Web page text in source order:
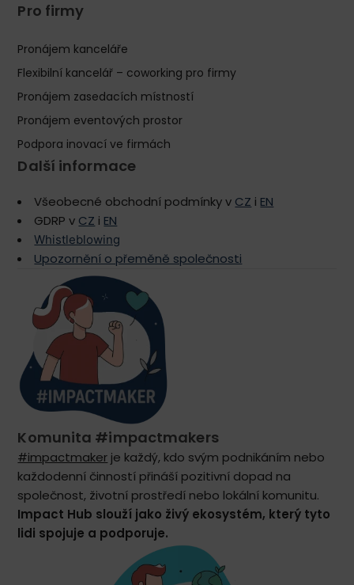
Pro firmy
Pronájem kanceláře
Flexibilní kancelář – coworking pro firmy
Pronájem zasedacích místností
Pronájem eventových prostor
Podpora inovací ve firmách
Další informace
Všeobecné obchodní podmínky v CZ i EN
GDRP v CZ i EN
Whistleblowing
Upozornění o přeměně společnosti
Komunita #impactmakers
#impactmaker je každý, kdo svým podnikáním nebo
každodenní činností přináší pozitivní dopad na
společnost, životní prostředí nebo lokální komunitu.
Impact Hub slouží jako živý ekosystém, který tyto
lidi spojuje a podporuje.